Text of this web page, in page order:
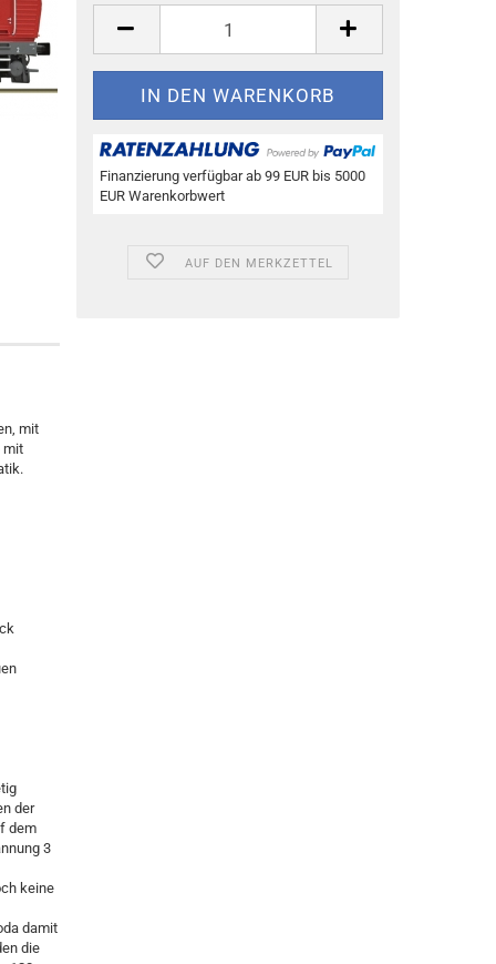
Finanzierung verfügbar ab 99 EUR bis 5000
EUR Warenkorbwert
AUF DEN MERKZETTEL
mit
mit
der
dem
3
keine
damit
die